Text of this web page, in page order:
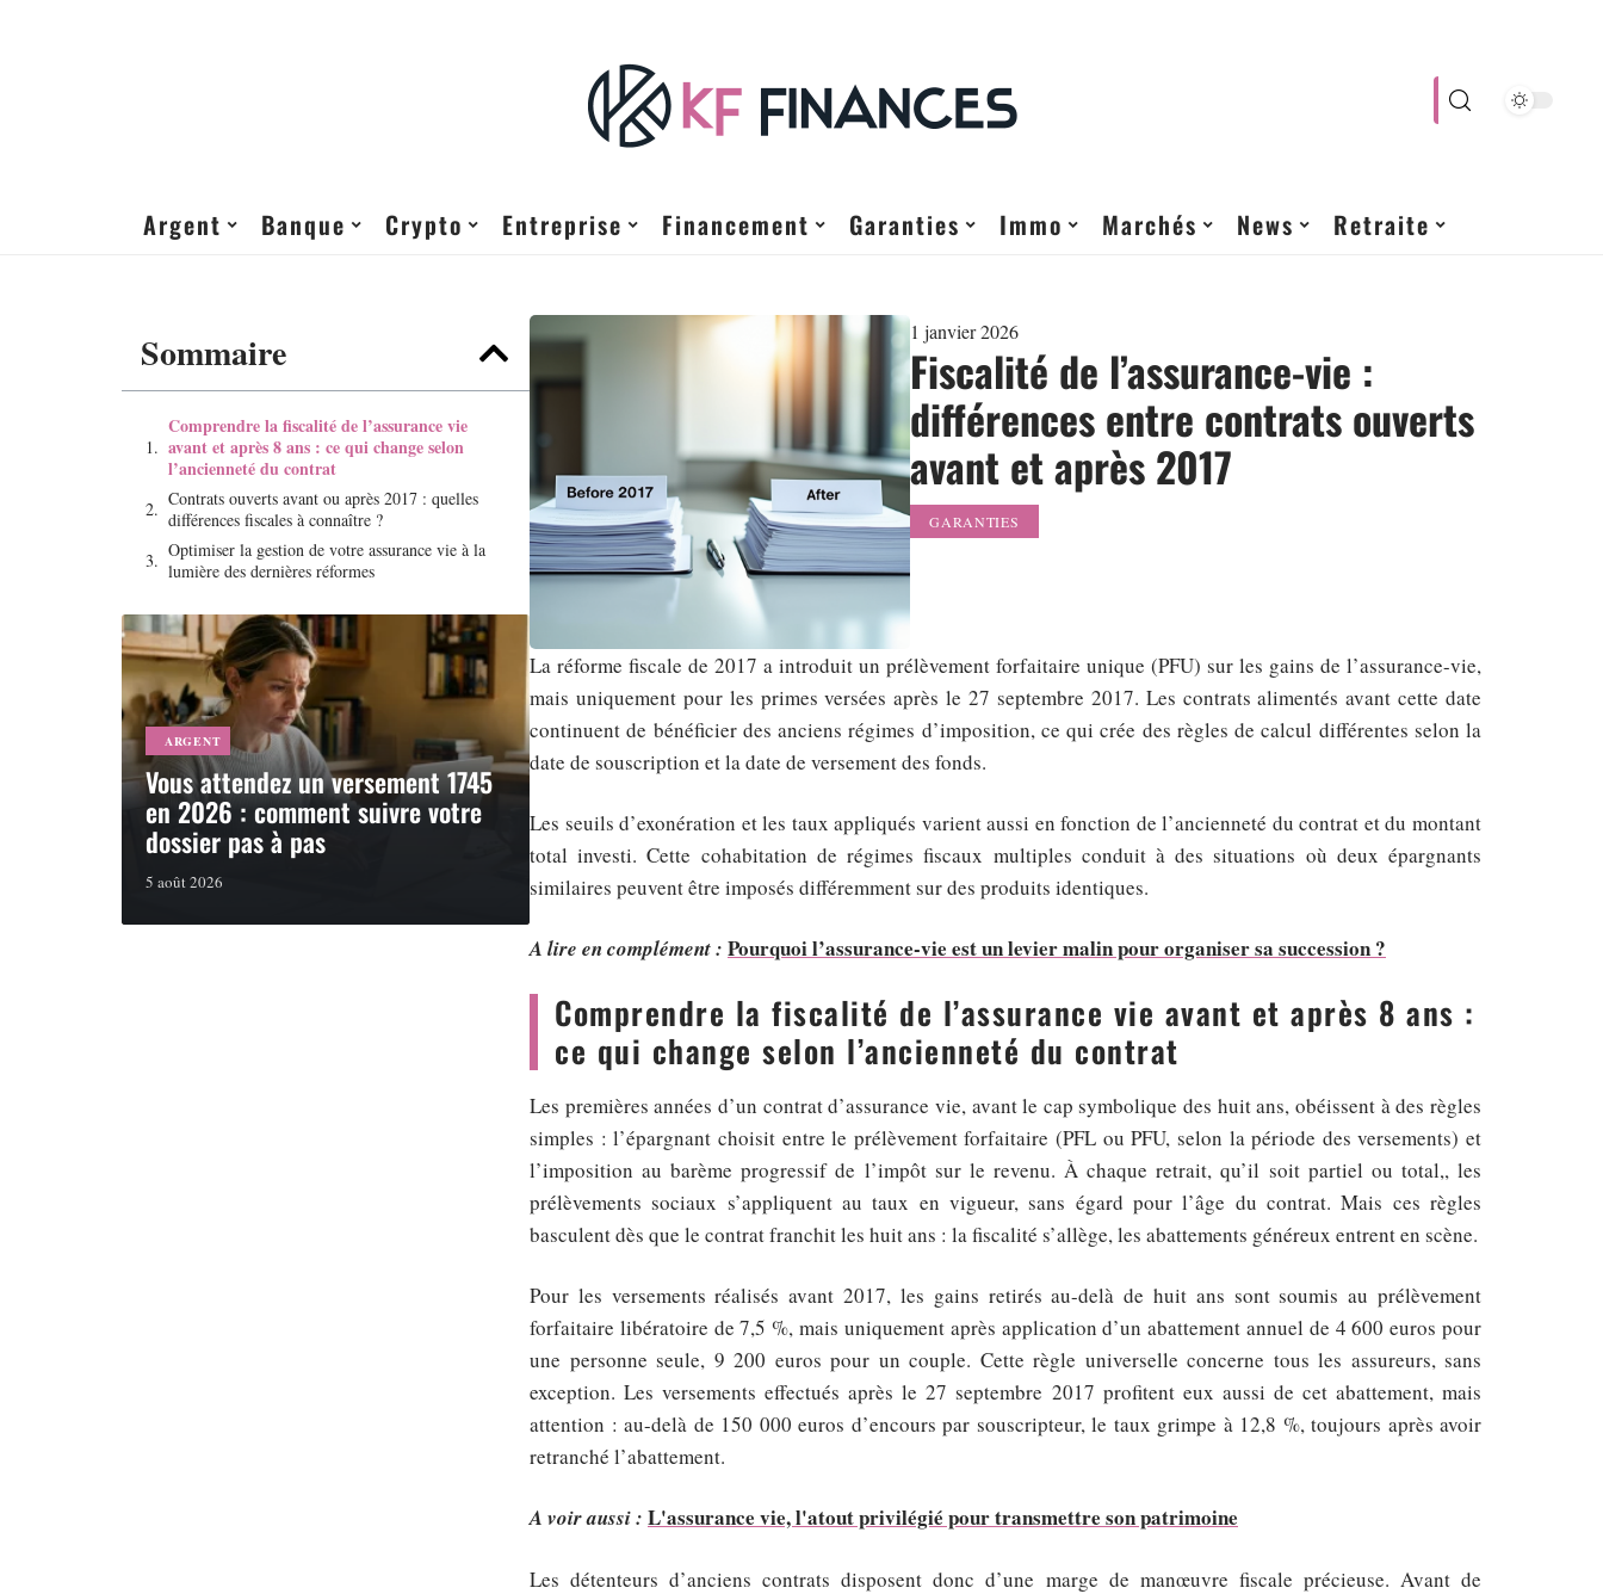
Argent Banque Crypto Entreprise Financement Garanties Immo Marchés News Retraite
Sommaire
Comprendre la fiscalité de l’assurance vie
avant et après 8 ans : ce qui change selon
l’ancienneté du contrat
Contrats ouverts avant ou après 2017 : quelles
différences fiscales à connaître ?
Optimiser la gestion de votre assurance vie à la
lumière des dernières réformes
ARGENT
Vous attendez un versement 1745
en 2026 : comment suivre votre
dossier pas à pas
5 août 2026
1 janvier 2026
Fiscalité de l’assurance-vie :
différences entre contrats ouverts
avant et après 2017
GARANTIES
La réforme fiscale de 2017 a introduit un prélèvement forfaitaire unique (PFU) sur les gains de l’assurance-vie,
mais uniquement pour les primes versées après le 27 septembre 2017. Les contrats alimentés avant cette date
continuent de bénéficier des anciens régimes d’imposition, ce qui crée des règles de calcul différentes selon la
date de souscription et la date de versement des fonds.
Les seuils d’exonération et les taux appliqués varient aussi en fonction de l’ancienneté du contrat et du montant
total investi. Cette cohabitation de régimes fiscaux multiples conduit à des situations où deux épargnants
similaires peuvent être imposés différemment sur des produits identiques.
A lire en complément : Pourquoi l’assurance-vie est un levier malin pour organiser sa succession ?
Comprendre la fiscalité de l’assurance vie avant et après 8 ans :
ce qui change selon l’ancienneté du contrat
Les premières années d’un contrat d’assurance vie, avant le cap symbolique des huit ans, obéissent à des règles
simples : l’épargnant choisit entre le prélèvement forfaitaire (PFL ou PFU, selon la période des versements) et
l’imposition au barème progressif de l’impôt sur le revenu. À chaque retrait, qu’il soit partiel ou total,, les
prélèvements sociaux s’appliquent au taux en vigueur, sans égard pour l’âge du contrat. Mais ces règles
basculent dès que le contrat franchit les huit ans : la fiscalité s’allège, les abattements généreux entrent en scène.
Pour les versements réalisés avant 2017, les gains retirés au-delà de huit ans sont soumis au prélèvement
forfaitaire libératoire de 7,5 %, mais uniquement après application d’un abattement annuel de 4 600 euros pour
une personne seule, 9 200 euros pour un couple. Cette règle universelle concerne tous les assureurs, sans
exception. Les versements effectués après le 27 septembre 2017 profitent eux aussi de cet abattement, mais
attention : au-delà de 150 000 euros d’encours par souscripteur, le taux grimpe à 12,8 %, toujours après avoir
retranché l’abattement.
A voir aussi : L'assurance vie, l'atout privilégié pour transmettre son patrimoine
Les détenteurs d’anciens contrats disposent donc d’une marge de manœuvre fiscale précieuse. Avant de